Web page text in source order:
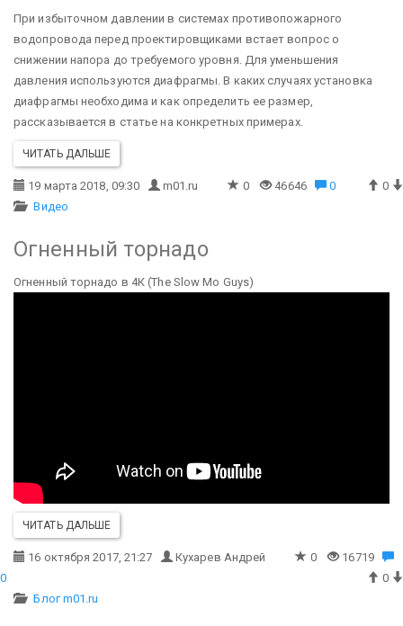
При избыточном давлении в системах противопожарного
водопровода перед проектировщиками встает вопрос о
снижении напора до требуемого уровня. Для уменьшения
давления используются диафрагмы. В каких случаях установка
диафрагмы необходима и как определить ее размер,
рассказывается в статье на конкретных примерах.
ЧИТАТЬ ДАЛЬШЕ
19 марта 2018, 09:30 m01.ru 0 46646 0
0
Видео
Огненный торнадо
Огненный торнадо в 4К (The Slow Mo Guys)
ЧИТАТЬ ДАЛЬШЕ
16 октября 2017, 21:27 Кухарев Андрей 0
16719
0
0
Блог m01.ru